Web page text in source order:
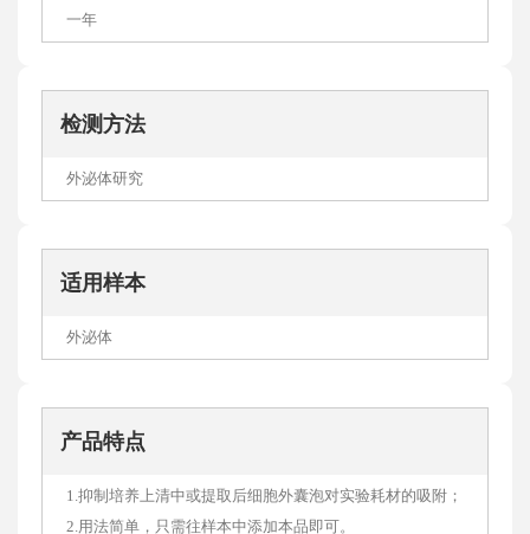
一年
检测方法
外泌体研究
适用样本
外泌体
产品特点
1.抑制培养上清中或提取后细胞外囊泡对实验耗材的吸附；
2.用法简单，只需往样本中添加本品即可。